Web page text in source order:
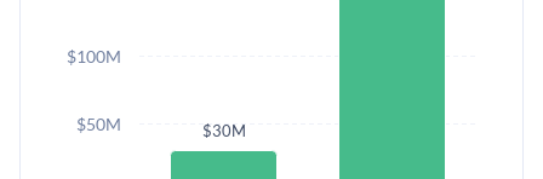
$30M
$50M
$100M